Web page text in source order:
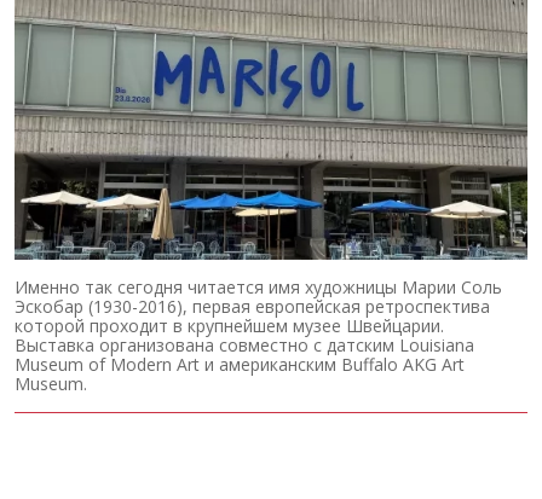
Именно так сегодня читается имя художницы Марии Соль
Эскобар (1930-2016), первая европейская ретроспектива
которой проходит в крупнейшем музее Швейцарии.
Выставка организована совместно с датским Louisiana
Museum of Modern Art и американским Buffalo AKG Art
Museum.